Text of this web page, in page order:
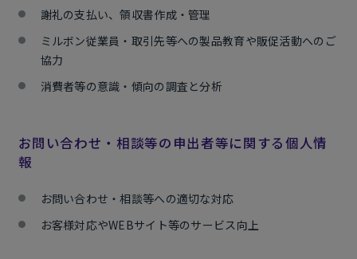
謝礼の支払い、領収書作成・管理
ミルボン従業員・取引先等への製品教育や販促活動へのご
協力
消費者等の意識・傾向の調査と分析
お問い合わせ・相談等の申出者等に関する個人情
報
お問い合わせ・相談等への適切な対応
お客様対応やWEBサイト等のサービス向上